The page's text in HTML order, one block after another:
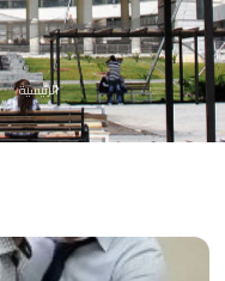
الرئيسية